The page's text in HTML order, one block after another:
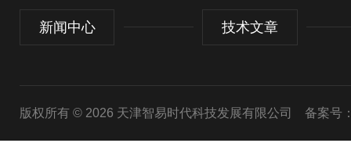
新闻中心 技术文章
版权所有 © 2026 天津智易时代科技发展有限公司 备案号